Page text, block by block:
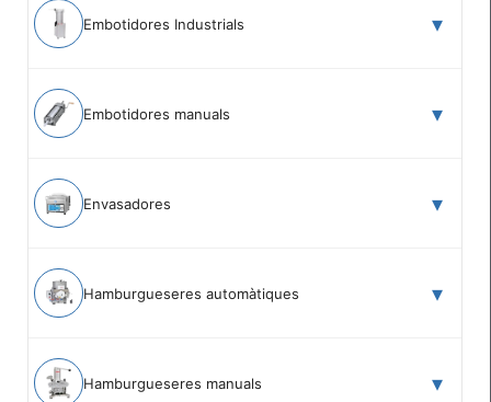
Embotidores Industrials
Embotidores manuals
Envasadores
Hamburgueseres automàtiques
Hamburgueseres manuals